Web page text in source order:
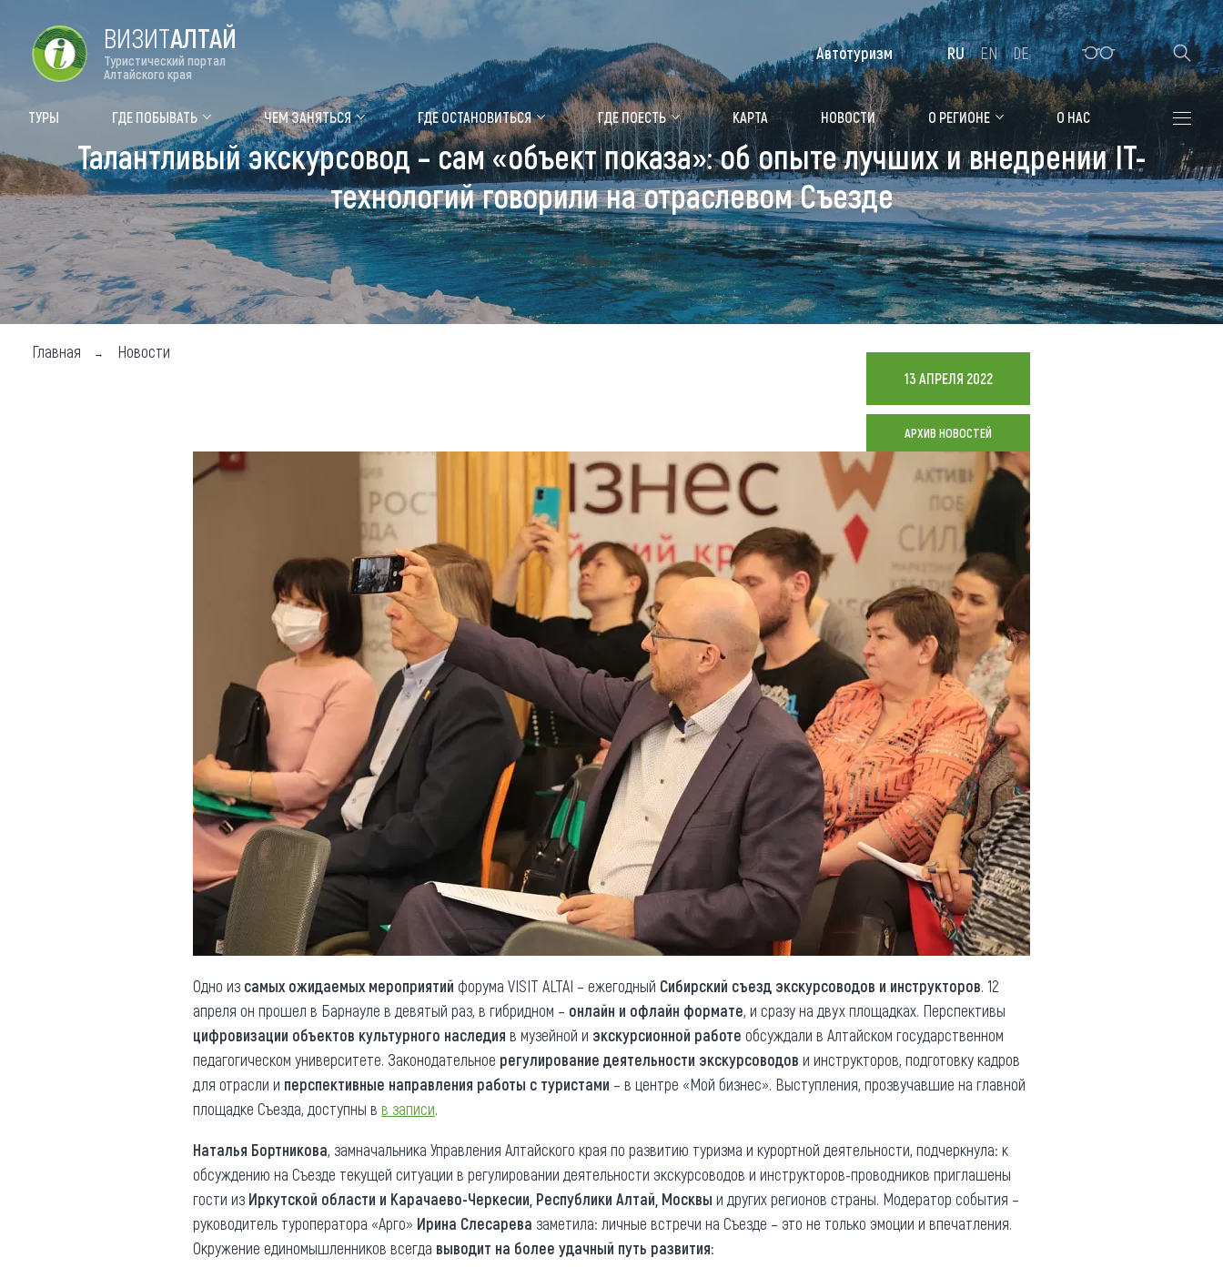
Форум VISIT ALTAI Цветение маральника Медицинский форум Алтайская зимовка
Туры Где побывать
Объекты природы
Объекты истории и культуры
Объекты развлечений
Топ туристических мест
Чем заняться
Календарь событий
Аудиогид
Мой маршрут
Где остановиться
Санатории
Гостиницы, отели
Коттеджи, базы
Сельские усадьбы
Мотели, придорожные отели
Новости
Что привезти (сувениры)
Общая информация
Как добраться
Люди, прославившие Алтай
Карты и буклеты
Коллекция впечатлений
Блог путешественника
Видеогалерея
Фотогалерея
Реестр туроператоров
Реестр туристических
агентств Алтайского края
Обращения граждан
Противодействие коррупции
ВИЗИТАЛТАЙ
Туристический портал
Алтайского края
ТУРЫ ГДЕ ПОБЫВАТЬ ЧЕМ ЗАНЯТЬСЯ ГДЕ ОСТАНОВИТЬСЯ ГДЕ ПОЕСТЬ КАРТА НОВОСТИ О РЕГИОНЕ О НАС
Автотуризм RU EN DE
Талантливый экскурсовод – сам «объект показа»: об опыте лучших и внедрении IT-
технологий говорили на отраслевом Съезде
Главная Новости
13 АПРЕЛЯ 2022
АРХИВ НОВОСТЕЙ
Одно из самых ожидаемых мероприятий форума VISIT ALTAI – ежегодный Сибирский съезд экскурсоводов и инструкторов. 12
апреля он прошел в Барнауле в девятый раз, в гибридном – онлайн и офлайн формате, и сразу на двух площадках. Перспективы
цифровизации объектов культурного наследия в музейной и экскурсионной работе обсуждали в Алтайском государственном
педагогическом университете. Законодательное регулирование деятельности экскурсоводов и инструкторов, подготовку кадров
для отрасли и перспективные направления работы с туристами – в центре «Мой бизнес». Выступления, прозвучавшие на главной
площадке Съезда, доступны в в записи.
Наталья Бортникова, замначальника Управления Алтайского края по развитию туризма и курортной деятельности, подчеркнула: к
обсуждению на Съезде текущей ситуации в регулировании деятельности экскурсоводов и инструкторов-проводников приглашены
гости из Иркутской области и Карачаево-Черкесии, Республики Алтай, Москвы и других регионов страны. Модератор события –
руководитель туроператора «Арго» Ирина Слесарева заметила: личные встречи на Съезде – это не только эмоции и впечатления.
Окружение единомышленников всегда выводит на более удачный путь развития: